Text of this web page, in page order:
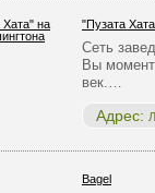
"Пузата
Сеть
Вы
век.…
Адрес:
Bagel